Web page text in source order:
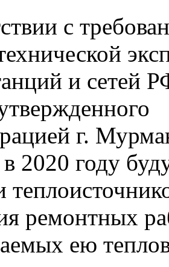
с
и сетей
г.
2020 году
ремонтных
ею